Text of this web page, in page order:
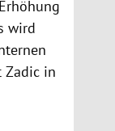
wird
Zadic in